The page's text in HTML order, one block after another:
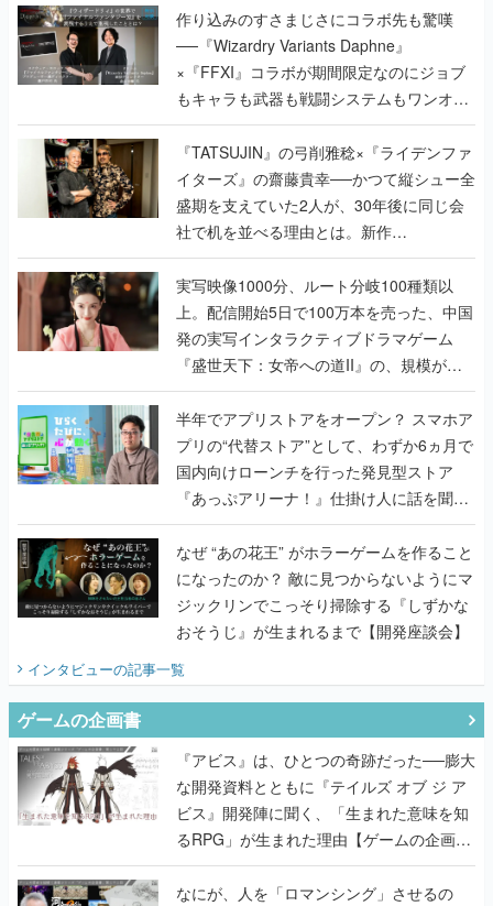
作り込みのすさまじさにコラボ先も驚嘆
──『Wizardry Variants Daphne』
×『FFXI』コラボが期間限定なのにジョブ
もキャラも武器も戦闘システムもワンオフ
で作り込まれた理由を両ディレクターに聞
く
『TATSUJIN』の弓削雅稔×『ライデンファ
イターズ』の齋藤貴幸──かつて縦シュー全
盛期を支えていた2人が、30年後に同じ会
社で机を並べる理由とは。新作
『TATSUJIN EXTREME』で初タッグを組
んだレジェンド2人に訊く開発秘話
実写映像1000分、ルート分岐100種類以
上。配信開始5日で100万本を売った、中国
発の実写インタラクティブドラマゲーム
『盛世天下：女帝への道II』の、規模が違
うこだわりをプロデューサーに聞いた
半年でアプリストアをオープン？ スマホア
プリの“代替ストア”として、わずか6ヵ月で
国内向けローンチを行った発見型ストア
『あっぷアリーナ！』仕掛け人に話を聞い
てみた
なぜ “あの花王” がホラーゲームを作ること
になったのか？ 敵に見つからないようにマ
ジックリンでこっそり掃除する『しずかな
おそうじ』が生まれるまで【開発座談会】
インタビューの記事一覧
ゲームの企画書
『アビス』は、ひとつの奇跡だった──膨大
な開発資料とともに『テイルズ オブ ジ ア
ビス』開発陣に聞く、「生まれた意味を知
るRPG」が生まれた理由【ゲームの企画
書】
なにが、人を「ロマンシング」させるの